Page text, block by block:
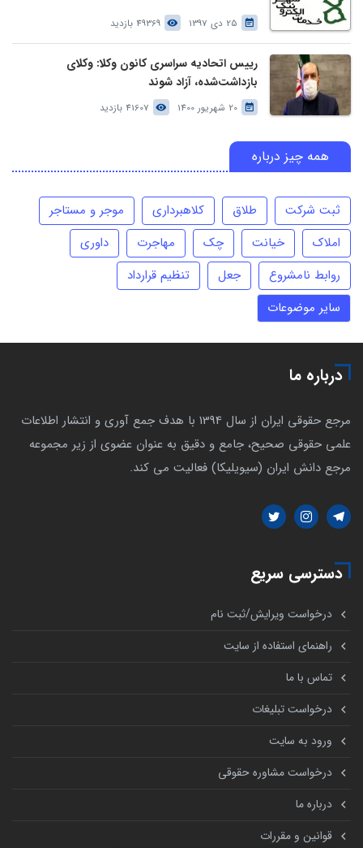
25 دی 1397 49369 بازدید
رییس اتحادیه سراسری کانون وکلا: وکلای
بازداشت‌شده، آزاد شوند
20 شهریور 1400 41607 بازدید
همه چیز درباره
ثبت شرکت طلاق کلاهبرداری
موجر و مستاجر
املاک
خیانت چک مهاجرت
داوری
روابط نامشروع
جعل
تنظیم قرارداد
سایر موضوعات
درباره ما
مرجع حقوقی ایران از سال 1394 با هدف جمع آوری و انتشار اطلاعات
علمی حقوقی صحیح، جامع و دقیق به عنوان عضوی از زیر مجموعه
مرجع دانش ایران (سیویلیکا) فعالیت می کند.
دسترسی سریع
درخواست ویرایش/ثبت نام
راهنمای استفاده از سایت
تماس با ما
درخواست تبلیغات
ورود به سایت
درخواست مشاوره حقوقی
درباره ما
قوانین و مقررات